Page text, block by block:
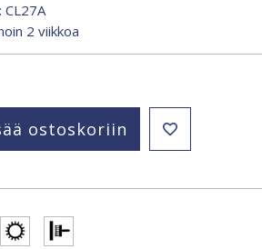
2 viikkoa
ostoskoriin